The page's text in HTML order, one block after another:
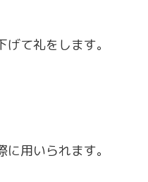
て礼をします。
用いられます。